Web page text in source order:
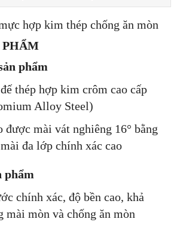
hợp kim thép chống ăn mòn
PHẨM
phẩm
thép hợp kim crôm cao cấp
Alloy Steel)
được mài vát nghiêng 16° bằng
đa lớp chính xác cao
phẩm
chính xác, độ bền cao, khả
mài mòn và chống ăn mòn